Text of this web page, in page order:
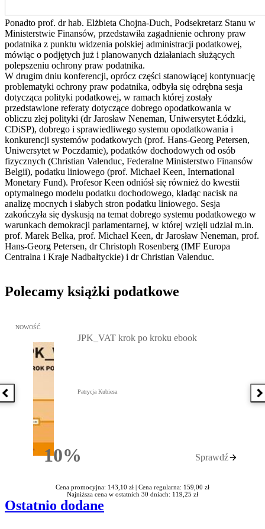
Ponadto prof. dr hab. Elżbieta Chojna-Duch, Podsekretarz Stanu w
Ministerstwie Finansów, przedstawiła zagadnienie ochrony praw
podatnika z punktu widzenia polskiej administracji podatkowej,
mówiąc o podjętych już i planowanych działaniach służących
polepszeniu ochrony praw podatnika.
W drugim dniu konferencji, oprócz części stanowiącej kontynuację
problematyki ochrony praw podatnika, odbyła się odrębna sesja
dotycząca polityki podatkowej, w ramach której zostały
przedstawione referaty dotyczące dobrego opodatkowania w
obliczu złej polityki (dr Jarosław Neneman, Uniwersytet Łódzki,
CDiSP), dobrego i sprawiedliwego systemu opodatkowania i
konkurencji systemów podatkowych (prof. Hans-Georg Petersen,
Uniwersytet w Poczdamie), podatków dochodowych od osób
fizycznych (Christian Valenduc, Federalne Ministerstwo Finansów
Belgii), podatku liniowego (prof. Michael Keen, International
Monetary Fund). Profesor Keen odniósł się również do kwestii
optymalnego modelu podatku dochodowego, kładąc nacisk na
analizę mocnych i słabych stron podatku liniowego. Sesja
zakończyła się dyskusją na temat dobrego systemu podatkowego w
warunkach demokracji parlamentarnej, w której wzięli udział m.in.
prof. Marek Belka, prof. Michael Keen, dr Jarosław Neneman, prof.
Hans-Georg Petersen, dr Christoph Rosenberg (IMF Europa
Centralna i Kraje Nadbałtyckie) i dr Christian Valenduc.
Polecamy książki podatkowe
Poprzednia książka
Przejdź do: JPK_VAT krok po kroku ebook, Patrycja Kubiesa -
NOWOŚĆ
10%Rabatu
JPK_VAT krok po kroku ebook
Patrycja Kubiesa
Sprawdź
Cena promocyjna: 143,10 zł | Cena regularna: 159,00 zł
Najniższa cena w ostatnich 30 dniach: 119,25 zł
Ostatnio dodane